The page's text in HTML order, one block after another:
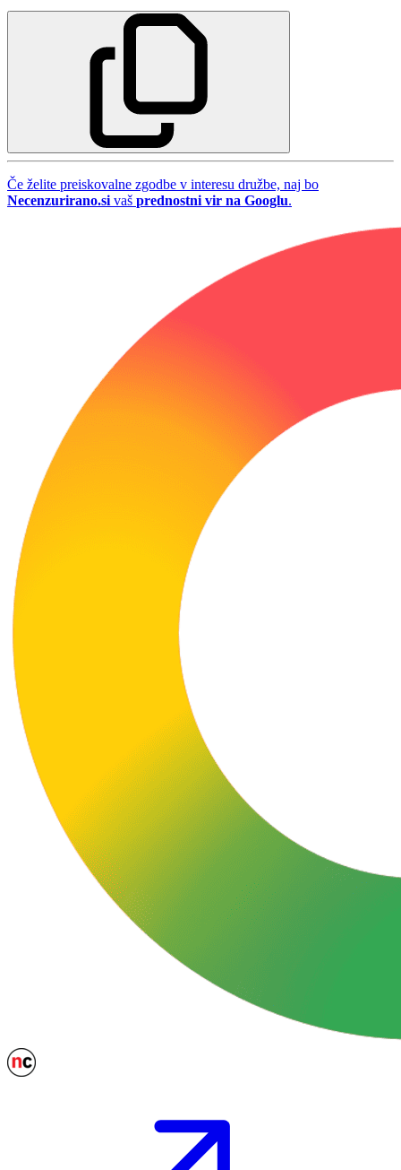
Če želite preiskovalne zgodbe v interesu družbe, naj bo
Necenzurirano.si vaš prednostni vir na Googlu.